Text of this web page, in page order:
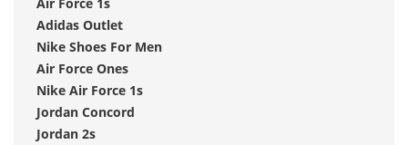
Adidas Outlet
Nike Shoes For Men
Air Force Ones
Nike Air Force 1s
Jordan Concord
Jordan 2s